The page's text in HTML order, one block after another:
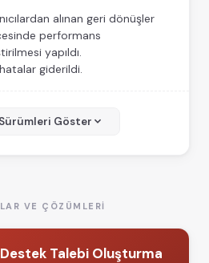
alınan geri dönüşler
performans
yapıldı.
hatalar giderildi.
Ubuntu
zamanlarda yaşanılan
yapıldı.
Göster
VE ÇÖZÜMLERI
Destek Talebi Oluşturma